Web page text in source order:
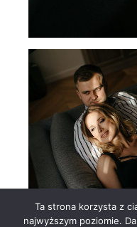
Ta strona korzysta z
najwyższym poziomie.